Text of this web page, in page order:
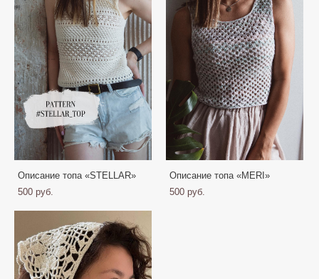
Описание топа «STELLAR»
500 pуб.
Описание топа «MERI»
500 pуб.